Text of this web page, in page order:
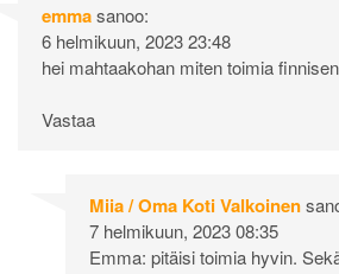
emmasanoo:
6 helmikuun, 2023 23:48
hei mahtaakohan miten toimia
Vastaa
Miia / Oma Koti Valkoinen
7 helmikuun, 2023 08:35
Emma: pitäisi toimia hyvin.